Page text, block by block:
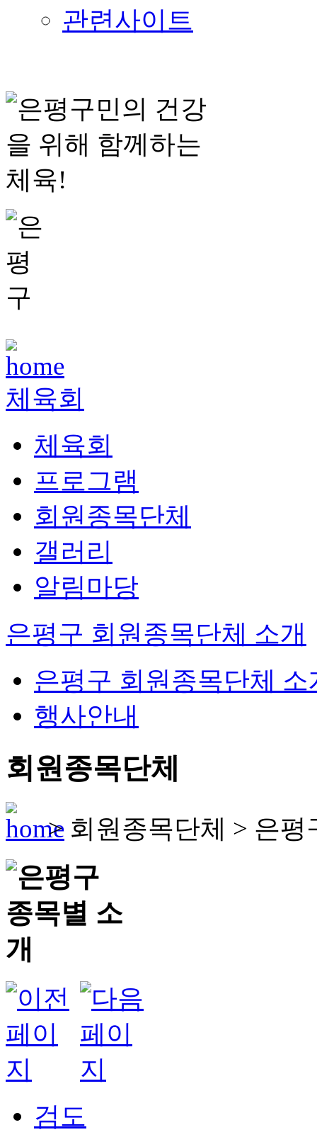
관련사이트
체육회
체육회
프로그램
회원종목단체
갤러리
알림마당
은평구 회원종목단체 소개
은평구 회원종목단체 소
행사안내
회원종목단체
> 회원종목단체 > 은평
검도